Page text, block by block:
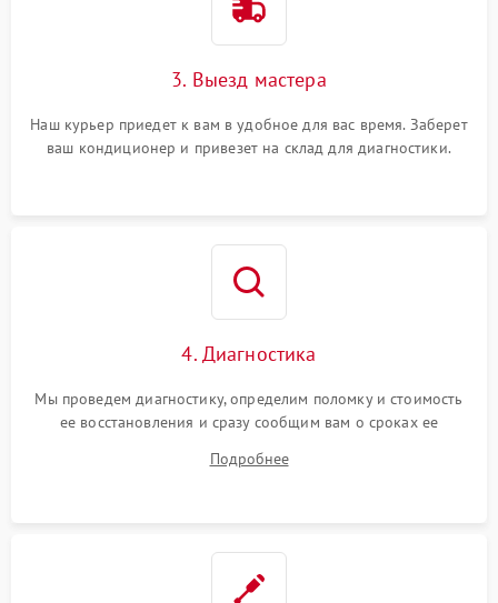
3. Выезд мастера
Наш курьер приедет к вам в удобное для вас время. Заберет
ваш кондиционер и привезет на склад для диагностики.
4. Диагностика
Мы проведем диагностику, определим поломку и стоимость
ее восстановления и сразу сообщим вам о сроках ее
Подробнее